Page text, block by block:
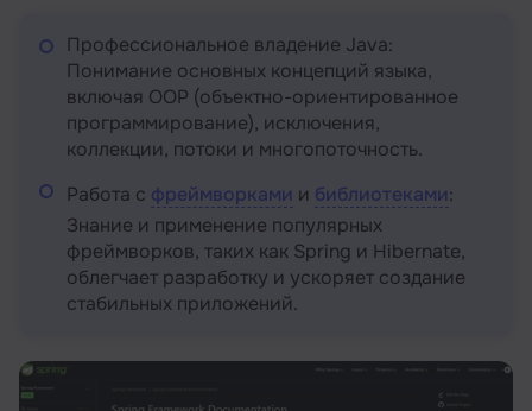
Профессиональное владение Java:
Понимание основных концепций языка,
включая OOP (объектно-ориентированное
программирование), исключения,
коллекции, потоки и многопоточность.
Работа с фреймворками и библиотеками:
Знание и применение популярных
фреймворков, таких как Spring и Hibernate,
облегчает разработку и ускоряет создание
стабильных приложений.